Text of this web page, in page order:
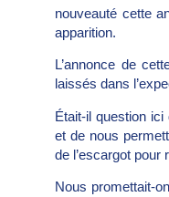
nouveauté cette
apparition.
L’annonce de
laissés dans
Était-il question
et de nous
de l’escargot pour
Nous promettait-